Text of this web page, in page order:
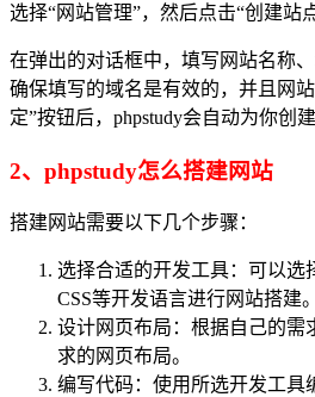
选择“网站管理”，然后点击“创建站
在弹出的对话框中，填写网站名称
确保填写的域名是有效的，并且网
定”按钮后，phpstudy会自动为你创
2、phpstudy怎么搭建网站
搭建网站需要以下几个步骤：
选择合适的开发工具：可以选
CSS等开发语言进行网站搭建。
设计网页布局：根据自己的需
求的网页布局。
编写代码：使用所选开发工具